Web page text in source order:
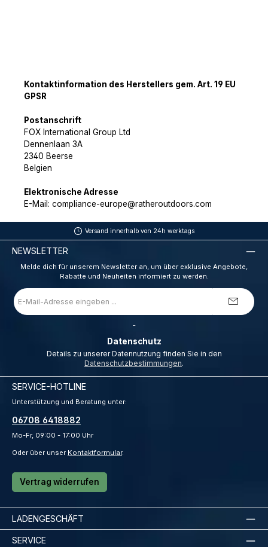
Kontaktinformation des Herstellers gem. Art. 19 EU
GPSR
Postanschrift
FOX International Group Ltd
Dennenlaan 3A
2340 Beerse
Belgien
Elektronische Adresse
E-Mail: compliance-europe@ratheroutdoors.com
Versand innerhalb von 24h werktags
NEWSLETTER
Melde dich für unserem Newsletter an, um über exklusive Angebote,
Rabatte und Neuheiten informiert zu werden.
E-
Mail-
Adresse
Datenschutz
Datenschutzbestimmungen.
SERVICE-HOTLINE
Unterstützung und Beratung unter:
06708 6418882
Mo-Fr, 09:00 - 17:00 Uhr
Oder über unser Kontaktformular.
Vertrag widerrufen
LADENGESCHÄFT
SERVICE